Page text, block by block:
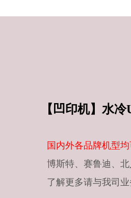
【凹印机】水冷
国内外各品牌机型
博斯特、赛鲁迪、
了解更多请与我司业